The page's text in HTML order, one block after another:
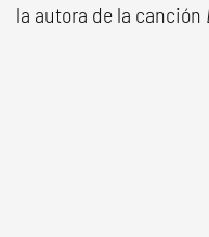
la autora de la canción